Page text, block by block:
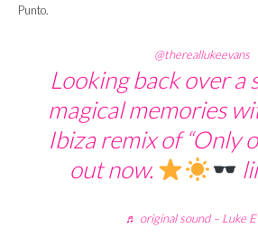
Punto.
@thereallukeevans
Looking back over a
magical memories
Ibiza remix of “Only
out now.
♬ original sound – Luke